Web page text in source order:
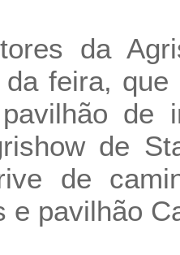
da
da feira,
de
de
de
e pavilhão